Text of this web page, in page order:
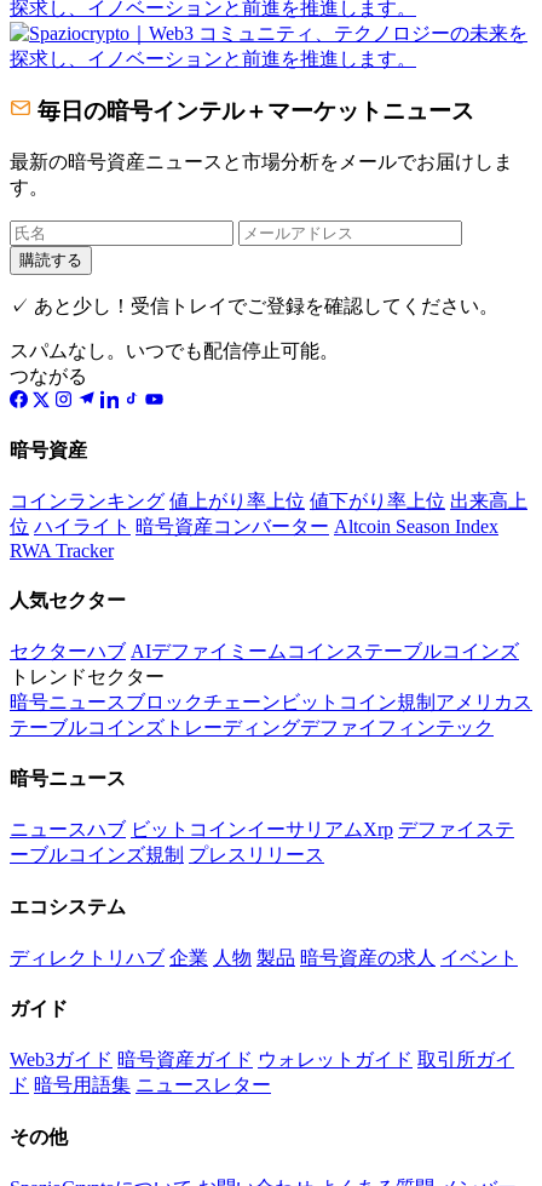
毎日の暗号インテル＋マーケットニュース
最新の暗号資産ニュースと市場分析をメールでお届けしま
す。
購読する
✓ あと少し！受信トレイでご登録を確認してください。
スパムなし。いつでも配信停止可能。
つながる
暗号資産
コインランキング 値上がり率上位 値下がり率上位 出来高上
位 ハイライト 暗号資産コンバーター Altcoin Season Index
RWA Tracker
人気セクター
セクターハブ AIデファイ ミームコインステーブルコインズ
トレンドセクター
暗号ニュースブロックチェーン ビットコイン規制 アメリカ ス
テーブルコインズ トレーディングデファイ フィンテック
暗号ニュース
ニュースハブ ビットコインイーサリアムXrp デファイ ステ
ーブルコインズ規制 プレスリリース
エコシステム
ディレクトリハブ 企業 人物 製品 暗号資産の求人 イベント
ガイド
Web3ガイド 暗号資産ガイド ウォレットガイド 取引所ガイ
ド 暗号用語集 ニュースレター
その他